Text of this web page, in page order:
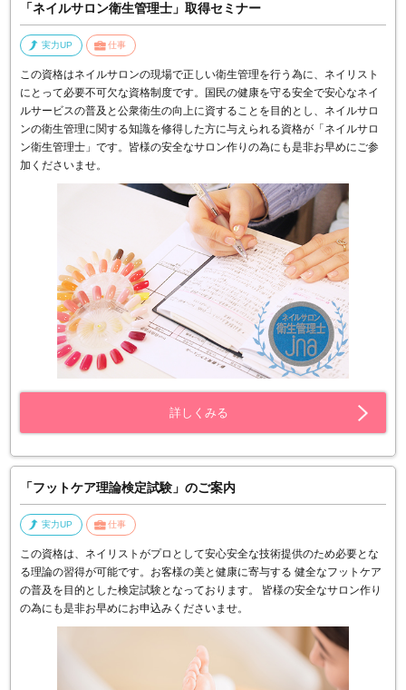
「ネイルサロン衛生管理士」取得セミナー
実力UP 仕事
この資格はネイルサロンの現場で正しい衛生管理を行う為に、ネイリスト
にとって必要不可欠な資格制度です。国民の健康を守る安全で安心なネイ
ルサービスの普及と公衆衛生の向上に資することを目的とし、ネイルサロ
ンの衛生管理に関する知識を修得した方に与えられる資格が「ネイルサロ
ン衛生管理士」です。皆様の安全なサロン作りの為にも是非お早めにご参
加くださいませ。
詳しくみる
「フットケア理論検定試験」のご案内
実力UP 仕事
この資格は、ネイリストがプロとして安心安全な技術提供のため必要とな
る理論の習得が可能です。お客様の美と健康に寄与する 健全なフットケア
の普及を目的とした検定試験となっております。 皆様の安全なサロン作り
の為にも是非お早めにお申込みくださいませ。